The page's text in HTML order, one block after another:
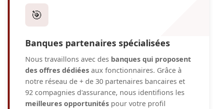
🎯
Banques partenaires spécialisées
Nous travaillons avec des banques qui proposent
des offres dédiées aux fonctionnaires. Grâce à
notre réseau de + de 30 partenaires bancaires et
92 compagnies d'assurance, nous identifions les
meilleures opportunités pour votre profil